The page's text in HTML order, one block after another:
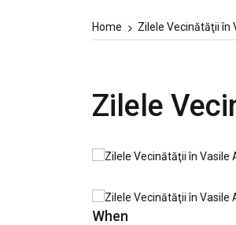
Home Zilele Vecinătăţii în
Zilele
When